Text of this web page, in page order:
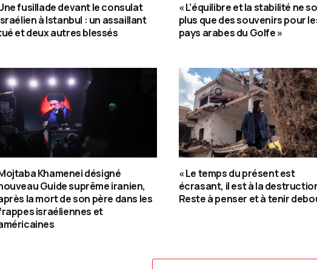
fusillade devant le consulat
à Istanbul : un assaillant
et deux autres blessés
« L’équilibre et la stabilité ne
plus que des souvenirs pour
pays arabes du Golfe »
Khamenei désigné
Guide suprême iranien,
la mort de son père dans les
israéliennes et
« Le temps du présent est
écrasant, il est à la
Reste à penser et à tenir